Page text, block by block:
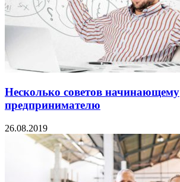
Несколько советов начинающему
предпринимателю
26.08.2019